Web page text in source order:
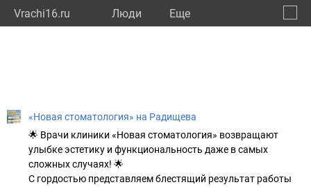
Vrachi16.ru Люди Eще
«Новая стоматология» на Радищева
🌟 Врачи клиники «Новая стоматология» возвращают
улыбке эстетику и функциональность даже в самых
сложных случаях! 🌟
С гордостью представляем блестящий результат работы